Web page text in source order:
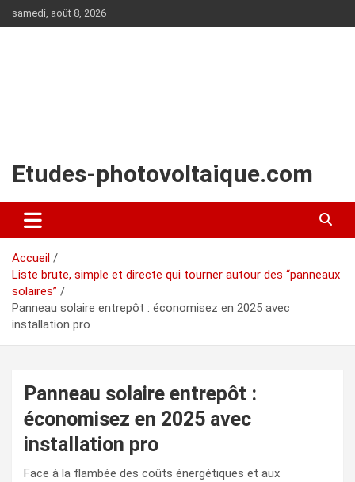
au
samedi, août 8, 2026
Etudes-photovoltaique.com
Accueil
Liste brute, simple et directe qui tourner autour des “panneaux
solaires”
Panneau solaire entrepôt : économisez en 2025 avec
installation pro
Panneau solaire entrepôt :
économisez en 2025 avec
installation pro
Face à la flambée des coûts énergétiques et aux